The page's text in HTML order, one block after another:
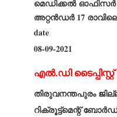
മെഡിക്കല്‍ ഓഫിസര്‍
അറ്റന്‍ഡര്‍ 17
date
08-09-2021
എൽ.ഡി ടൈപ്പിസ്റ്റ്
തിരുവനന്തപുരം
റിക്രൂട്ട്‌മെന്റ്